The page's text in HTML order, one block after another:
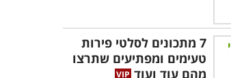
7 מתכונים לסלטי פירות
טעימים ומפתיעים שתרצו
מהם עוד ועוד